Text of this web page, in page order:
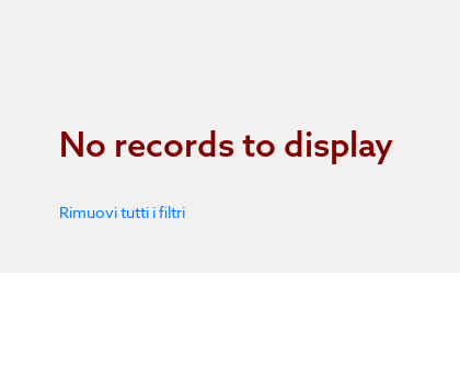
No records to display
Rimuovi tutti i filtri